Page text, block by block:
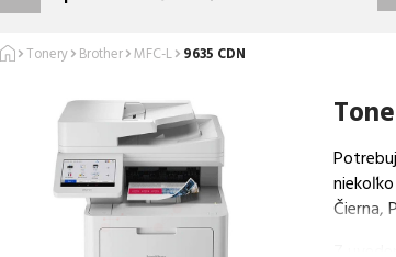
Tonery Brother MFC-L 9635 CDN
niekoľko
Čierna,